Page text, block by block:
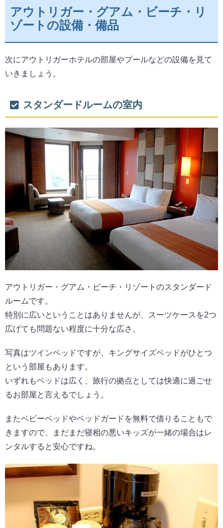
アウトリガー・グアム・ビーチ・リ
ゾートの設備・備品
次にアウトリガーホテルの部屋やプールなどの設備を見て
いきましょう。
スタンダードルームの室内
アウトリガー・グアム・ビーチ・リゾートのスタンダード
ルームです。
特別に広いということはありませんが、スーツケースを2つ
広げても問題ない程度に十分な広さ。
写真はツインベッドですが、キングサイズベッドがひとつ
という部屋もあります。
いずれもベッドは広く、旅行の拠点としては快適に過ごせ
るお部屋と言えるでしょう。
またベビーベッドやベッドガードを無料で借りることもで
きますので、まだまだ寝相の悪いキッズが一緒の場合はレ
ンタルすると安心ですね。